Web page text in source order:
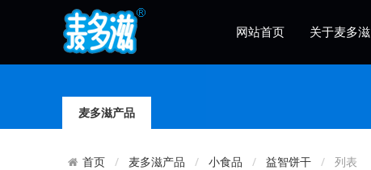
网站首页 关于麦多滋
麦多滋产品
首页 麦多滋产品 小食品 益智饼干 列表